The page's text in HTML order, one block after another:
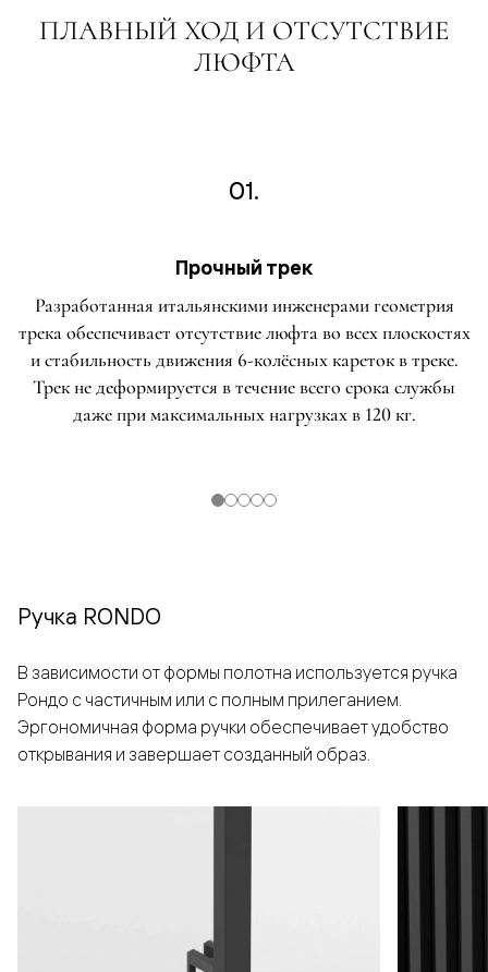
ПЛАВНЫЙ ХОД И ОТСУТСТВИЕ
ЛЮФТА
01.
Прочный трек
Разработанная итальянскими инженерами геометрия
трека обеспечивает отсутствие люфта во всех плоскостях
и стабильность движения 6-колёсных кареток в треке.
Трек не деформируется в течение всего срока службы
даже при максимальных нагрузках в 120 кг.
Ручка RONDO
В зависимости от формы полотна используется ручка
Рондо с частичным или с полным прилеганием.
Эргономичная форма ручки обеспечивает удобство
открывания и завершает созданный образ.